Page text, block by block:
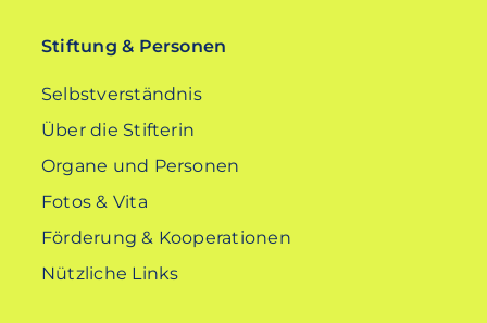
Stiftung & Personen
Selbstverständnis
Über die Stifterin
Organe und Personen
Fotos & Vita
Förderung & Kooperationen
Nützliche Links